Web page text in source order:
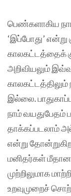
பெண்களாகிய
‘இப்போது’
காலகட்டத்தைக்
அறிவியலும்
இல்லை.
நாம் வயதுபேதம்
தாக்கப்படலாம்
என்று
மனிதர்கள் மீதான
முற்றிலுமாக
உறவுமுறைச்